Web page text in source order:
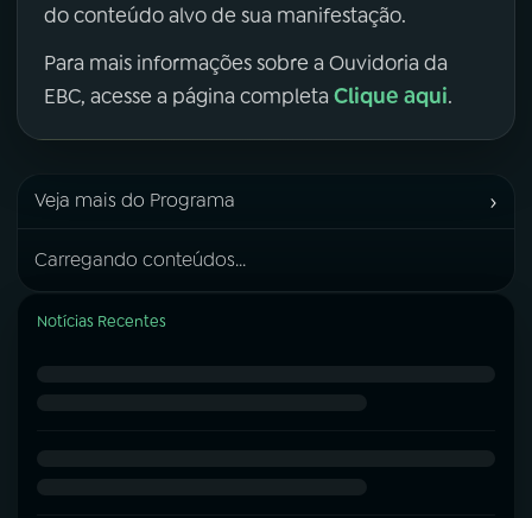
do conteúdo alvo de sua manifestação.
Para mais informações sobre a Ouvidoria da
EBC, acesse a página completa Clique aqui.
Veja mais do Programa ›
Carregando conteúdos...
Notícias Recentes